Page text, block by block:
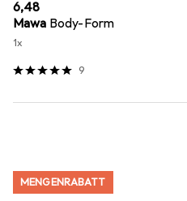
EUR
6,48
Mawa Body-Form
1x
9
MENGENRABATT